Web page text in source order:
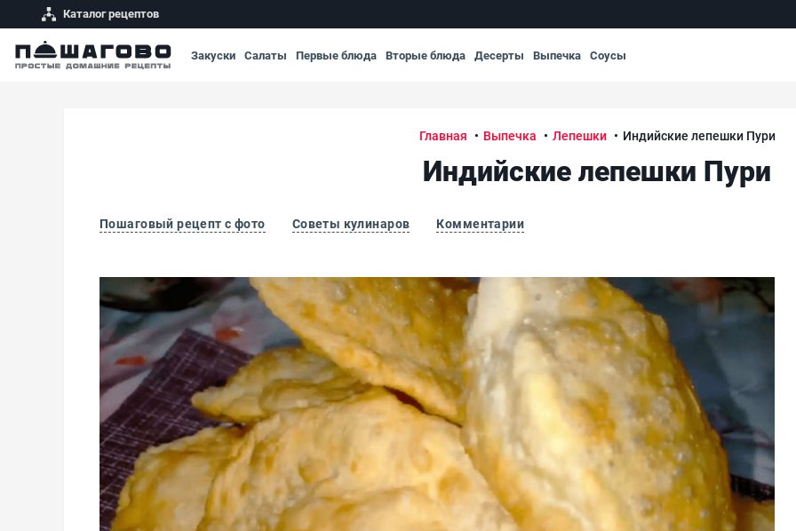
Каталог рецептов
Закуски Салаты Первые блюда Вторые блюда Десерты Выпечка Соусы
Главная Выпечка Лепешки Индийские лепешки Пури
Индийские лепешки Пури
Пошаговый рецепт с фото Советы кулинаров Комментарии
Индийские лепешки Пури